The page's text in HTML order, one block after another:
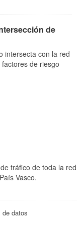
de
intersecta con la red
de riesgo
tráfico de toda la red
Vasco.
de datos